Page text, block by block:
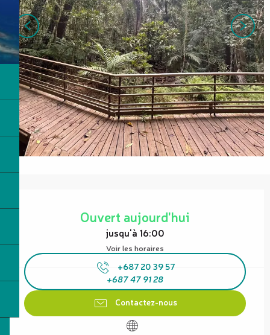
Ouvert aujourd'hui
jusqu'à 16:00
Voir les horaires
+687 20 39 57
+687 47 91 28
Contactez-nous